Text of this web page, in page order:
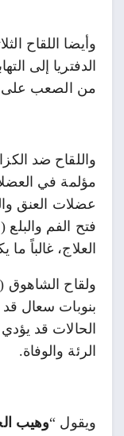
الدفتريا إلى
من الصعب على
واللقاح ضد
مؤلمة في
عضلات العنق
فتح الفم
العلاج، غالباً ما
ولقاح الشاهوق
بنوبات سعال
الحالات قد
الرئة والوفاة.
ويقول “وهيب